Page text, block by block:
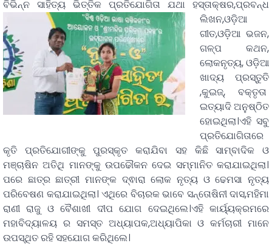
ବିଭିନ୍ନ ସାହିତ୍ୟ ଭିତ୍ତିକ ପ୍ରତିଯୋଗିତା ଯଥା ହସ୍ତାକ୍ଷର,ପ୍ରବନ୍ଧ
ଲିଖନ,ଓଡ଼ିଆ
ଗୀତ,ଓଡ଼ିଆ ଭଜନ,
ଗଳ୍ପ କଥନ,
ଲୋକନୃତ୍ୟ, ଓଡ଼ିଆ
ଖାଦ୍ୟ ପ୍ରସ୍ତୁତି
,କୁଇଜ୍, ବକ୍ତୃତା
ଇତ୍ୟାଦି ଅନୁଷ୍ଠିତ
ହୋଇଥିଲା।ଏହି ସବୁ
ପ୍ରତିଯୋଗିତାରେ
କୃତି ପ୍ରତିଯୋଗୀଙ୍କୁ ପୁରସ୍କୃତ କରାଯିବା ସହ କିଛି ସାମ୍ବାଦିକ ଓ
ମଞ୍ଚାଷିନ ଅତିଥି ମାନଙ୍କୁ ଉପଢୌକନ ଦେଇ ସମ୍ମାନିତ କରାଯାଇଥିଲା।
ପରେ ଛାତ୍ର ଛାତ୍ରୀ ମାନଙ୍କ ଦ୍ଵାରା ଲୋକ ନୃତ୍ୟ ଓ ଢେମସା ନୃତ୍ୟ
ପରିବେଷଣ କରାଯାଇଥିଲା। ଏଥିରେ ବିଚାରକ ଭାବେ ସନ୍ତୋଷିନୀ ଦାସ,ମହିମା
ରାଣୀ ରାଜୁ ଓ ବୈଶାଖୀ ଦୀପ ଯୋଗ ଦେଇଥିଲେ।ଏହି କାର୍ୟ୍ୟକ୍ରମରେ
ମହାବିଦ୍ୟାଳୟ ର ସମସ୍ତ ଅଧ୍ୟାପକ,ଅଧ୍ୟାପିକା ଓ କର୍ମଚାରୀ ମାନେ
ଉପସ୍ଥିତ ରହି ସହଯୋଗ କରିଥିଲେ।